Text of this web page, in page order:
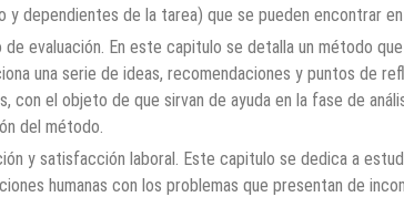
y dependientes de la tarea) que se pueden encontrar
evaluación. En este capitulo se detalla un método
una serie de ideas, recomendaciones y puntos de
con el objeto de que sirvan de ayuda en la fase de
del método.
y satisfacción laboral. Este capitulo se dedica a
humanas con los problemas que presentan de